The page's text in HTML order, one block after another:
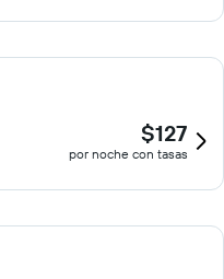
$127
por noche con tasas